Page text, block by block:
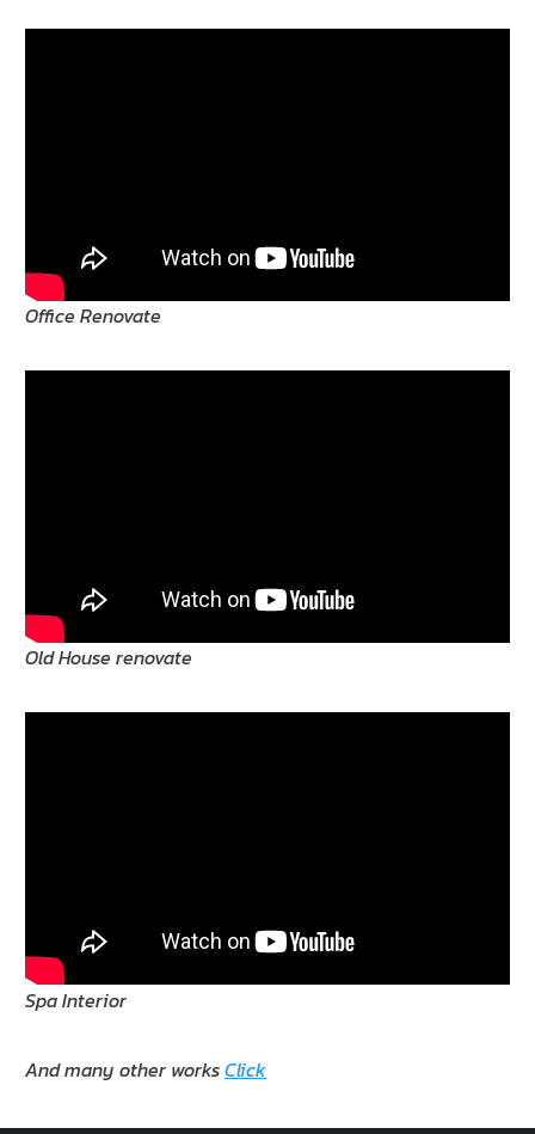
Office Renovate
Old House renovate
Spa Interior
And many other worksClick